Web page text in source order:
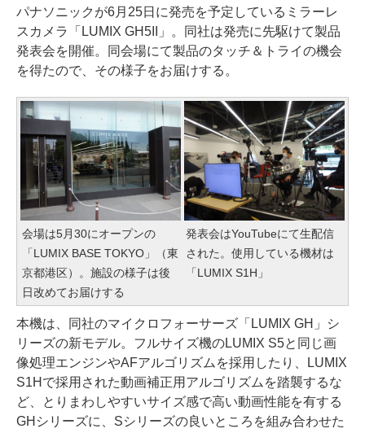
パナソニックが6月25日に発売を予定しているミラーレ
スカメラ「LUMIX GH5II」。同社は発売に先駆けて製品
発表会を開催。同会場にて製品のタッチ＆トライの機会
を得たので、その様子をお届けする。
会場は5月30にオープンの
「LUMIX BASE TOKYO」（東
京都港区）。施設の様子は後
日改めてお届けする
発表会はYouTubeにて生配信
された。使用している機材は
「LUMIX S1H」
本機は、同社のマイクロフォーサーズ「LUMIX GH」シ
リーズの新モデル。フルサイズ機のLUMIX S5と同じ画
像処理エンジンやAFアルゴリズムを採用したり、LUMIX
S1Hで採用された動画補正用アルゴリズムを踏襲するな
ど、とりまわしやすいサイズ感で高い動画性能を有する
GHシリーズに、Sシリーズの良いところを組み合わせた